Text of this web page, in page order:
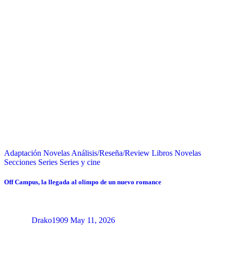
Adaptación Novelas Análisis/Reseña/Review Libros Novelas
Secciones Series Series y cine
Off Campus, la llegada al olimpo de un nuevo romance
Drako1909 May 11, 2026